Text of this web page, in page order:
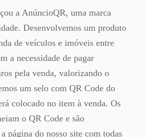
a AnúncioQR, uma marca
Desenvolvemos um produto
de veículos e imóveis entre
a necessidade de pagar
pela venda, valorizando o
um selo com QR Code do
colocado no item à venda. Os
o QR Code e são
página do nosso site com todas